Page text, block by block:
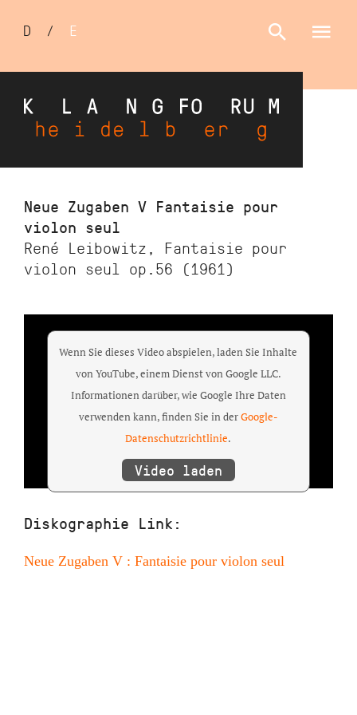
Direkt
Inhalt
Sprachumschalter
D / E
Neue Zugaben V Fantaisie pour
violon seul
René Leibowitz, Fantaisie pour
violon seul op.56 (1961)
Wenn Sie dieses Video abspielen, laden Sie Inhalte
von YouTube, einem Dienst von Google LLC.
Informationen darüber, wie Google Ihre Daten
verwenden kann, finden Sie in derGoogle-
Datenschutzrichtlinie.
Video laden
Diskographie Link:
Neue Zugaben V : Fantaisie pour violon seul